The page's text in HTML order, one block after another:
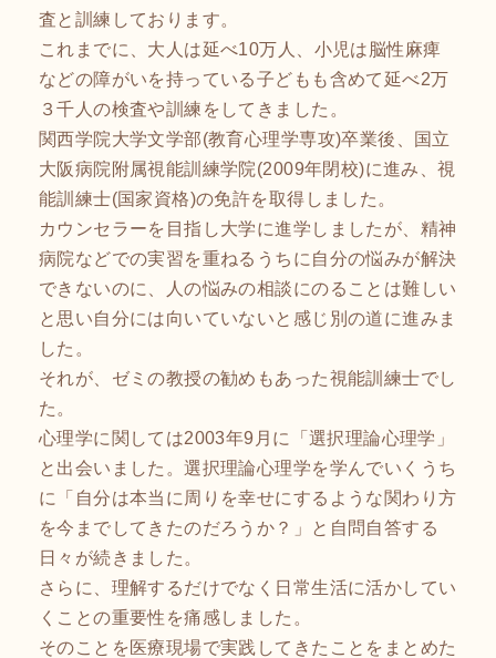
査と訓練しております。
これまでに、大人は延べ10万人、小児は脳性麻痺
などの障がいを持っている子どもも含めて延べ2万
３千人の検査や訓練をしてきました。
関西学院大学文学部(教育心理学専攻)卒業後、国立
大阪病院附属視能訓練学院(2009年閉校)に進み、視
能訓練士(国家資格)の免許を取得しました。
カウンセラーを目指し大学に進学しましたが、精神
病院などでの実習を重ねるうちに自分の悩みが解決
できないのに、人の悩みの相談にのることは難しい
と思い自分には向いていないと感じ別の道に進みま
した。
それが、ゼミの教授の勧めもあった視能訓練士でし
た。
心理学に関しては2003年9月に「選択理論心理学」
と出会いました。選択理論心理学を学んでいくうち
に「自分は本当に周りを幸せにするような関わり方
を今までしてきたのだろうか？」と自問自答する
日々が続きました。
さらに、理解するだけでなく日常生活に活かしてい
くことの重要性を痛感しました。
そのことを医療現場で実践してきたことをまとめた